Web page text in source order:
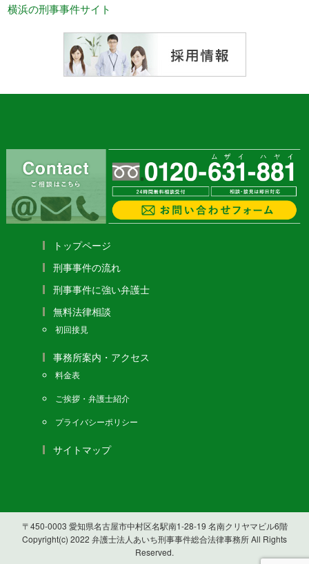
横浜の刑事事件サイト
トップページ
刑事事件の流れ
刑事事件に強い弁護士
無料法律相談
初回接見
事務所案内・アクセス
料金表
ご挨拶・弁護士紹介
プライバシーポリシー
サイトマップ
〒450-0003 愛知県名古屋市中村区名駅南1-28-19 名南クリヤマビル6階
Copyright(c) 2022 弁護士法人あいち刑事事件総合法律事務所 All Rights
Reserved.